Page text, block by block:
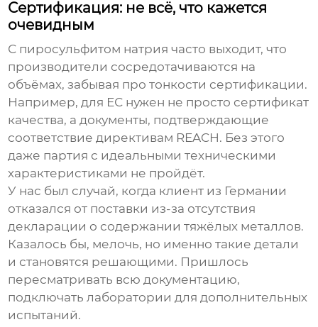
Сертификация: не всё, что кажется
очевидным
С пиросульфитом натрия часто выходит, что
производители сосредотачиваются на
объёмах, забывая про тонкости сертификации.
Например, для ЕС нужен не просто сертификат
качества, а документы, подтверждающие
соответствие директивам REACH. Без этого
даже партия с идеальными техническими
характеристиками не пройдёт.
У нас был случай, когда клиент из Германии
отказался от поставки из-за отсутствия
декларации о содержании тяжёлых металлов.
Казалось бы, мелочь, но именно такие детали
и становятся решающими. Пришлось
пересматривать всю документацию,
подключать лаборатории для дополнительных
испытаний.